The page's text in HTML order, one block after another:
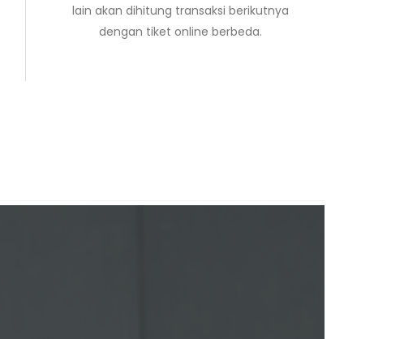
lain akan dihitung transaksi berikutnya
dengan tiket online berbeda.